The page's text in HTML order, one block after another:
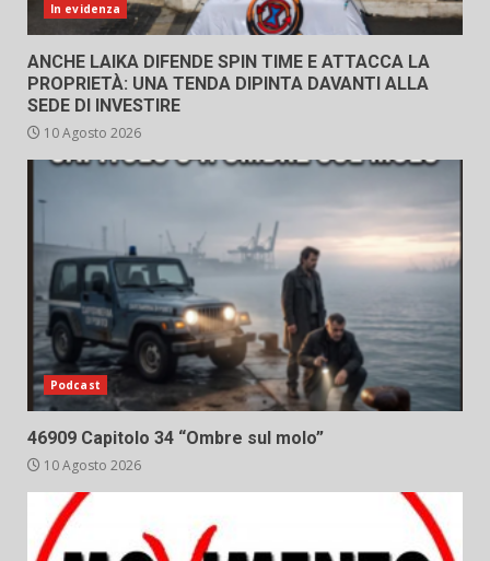
In evidenza
ANCHE LAIKA DIFENDE SPIN TIME E ATTACCA LA
PROPRIETÀ: UNA TENDA DIPINTA DAVANTI ALLA
SEDE DI INVESTIRE
10 Agosto 2026
Podcast
46909 Capitolo 34 “Ombre sul molo”
10 Agosto 2026